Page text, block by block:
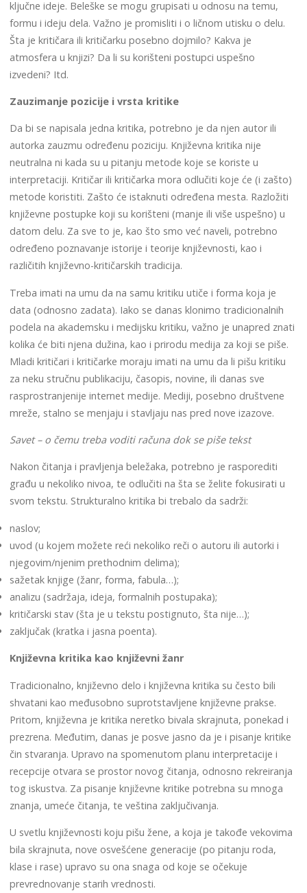
ključne ideje. Beleške se mogu grupisati u odnosu na temu,
formu i ideju dela. Važno je promisliti i o ličnom utisku o delu.
Šta je kritičara ili kritičarku posebno dojmilo? Kakva je
atmosfera u knjizi? Da li su korišteni postupci uspešno
izvedeni? Itd.
Zauzimanje pozicije i vrsta kritike
Da bi se napisala jedna kritika, potrebno je da njen autor ili
autorka zauzmu određenu poziciju. Književna kritika nije
neutralna ni kada su u pitanju metode koje se koriste u
interpretaciji. Kritičar ili kritičarka mora odlučiti koje će (i zašto)
metode koristiti. Zašto će istaknuti određena mesta. Razložiti
književne postupke koji su korišteni (manje ili više uspešno) u
datom delu. Za sve to je, kao što smo već naveli, potrebno
određeno poznavanje istorije i teorije književnosti, kao i
različitih književno-kritičarskih tradicija.
Treba imati na umu da na samu kritiku utiče i forma koja je
data (odnosno zadata). Iako se danas klonimo tradicionalnih
podela na akademsku i medijsku kritiku, važno je unapred znati
kolika će biti njena dužina, kao i prirodu medija za koji se piše.
Mladi kritičari i kritičarke moraju imati na umu da li pišu kritiku
za neku stručnu publikaciju, časopis, novine, ili danas sve
rasprostranjenije internet medije. Mediji, posebno društvene
mreže, stalno se menjaju i stavljaju nas pred nove izazove.
Savet – o čemu treba voditi računa dok se piše tekst
Nakon čitanja i pravljenja beležaka, potrebno je rasporediti
građu u nekoliko nivoa, te odlučiti na šta se želite fokusirati u
svom tekstu. Strukturalno kritika bi trebalo da sadrži:
naslov;
uvod (u kojem možete reći nekoliko reči o autoru ili autorki i
njegovim/njenim prethodnim delima);
sažetak knjige (žanr, forma, fabula…);
analizu (sadržaja, ideja, formalnih postupaka);
kritičarski stav (šta je u tekstu postignuto, šta nije…);
zaključak (kratka i jasna poenta).
Književna kritika kao književni žanr
Tradicionalno, književno delo i književna kritika su često bili
shvatani kao međusobno suprotstavljene književne prakse.
Pritom, književna je kritika neretko bivala skrajnuta, ponekad i
prezrena. Međutim, danas je posve jasno da je i pisanje kritike
čin stvaranja. Upravo na spomenutom planu interpretacije i
recepcije otvara se prostor novog čitanja, odnosno rekreiranja
tog iskustva. Za pisanje književne kritike potrebna su mnoga
znanja, umeće čitanja, te veština zaključivanja.
U svetlu književnosti koju pišu žene, a koja je takođe vekovima
bila skrajnuta, nove osvešćene generacije (po pitanju roda,
klase i rase) upravo su ona snaga od koje se očekuje
prevrednovanje starih vrednosti.